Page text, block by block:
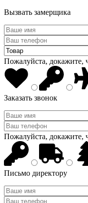
Вызвать замерщика
Пожалуйста, докажите,
Заказать звонок
Пожалуйста, докажите,
Письмо директору